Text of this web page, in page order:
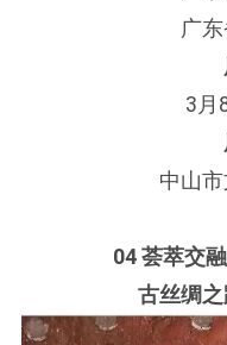
广
3月
中山
04 荟萃交
古丝绸